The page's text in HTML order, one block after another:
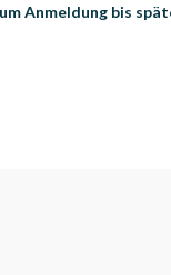
Anmeldung bis